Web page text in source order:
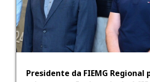
Presidente da FIEMG Regional